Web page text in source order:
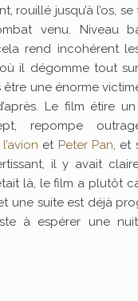
rouillé jusqu’à l’os,
venu. Niveau
rend incohérent
il dégomme tout
une énorme
Le film étire
repompe
et Peter Pan, et
il y avait
là, le film a plutôt
une suite est déjà
à espérer une